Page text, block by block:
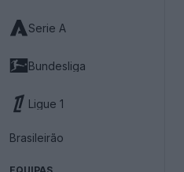
Serie A
Bundesliga
Ligue 1
Brasileirão